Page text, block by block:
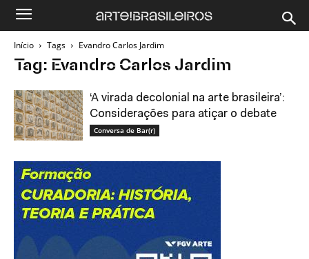
Início Tags Evandro Carlos Jardim
Tag: Evandro Carlos Jardim
‘A virada decolonial na arte brasileira’:
Considerações para atiçar o debate
Conversa de Bar(r)